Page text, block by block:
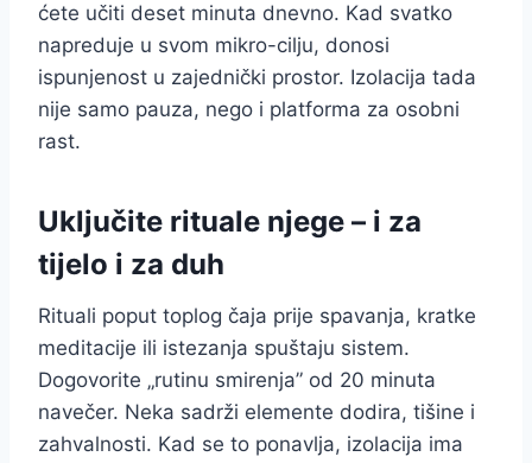
ćete učiti deset minuta dnevno. Kad svatko
napreduje u svom mikro-cilju, donosi
ispunjenost u zajednički prostor. Izolacija tada
nije samo pauza, nego i platforma za osobni
rast.
Uključite rituale njege – i za
tijelo i za duh
Rituali poput toplog čaja prije spavanja, kratke
meditacije ili istezanja spuštaju sistem.
Dogovorite „rutinu smirenja” od 20 minuta
navečer. Neka sadrži elemente dodira, tišine i
zahvalnosti. Kad se to ponavlja, izolacija ima